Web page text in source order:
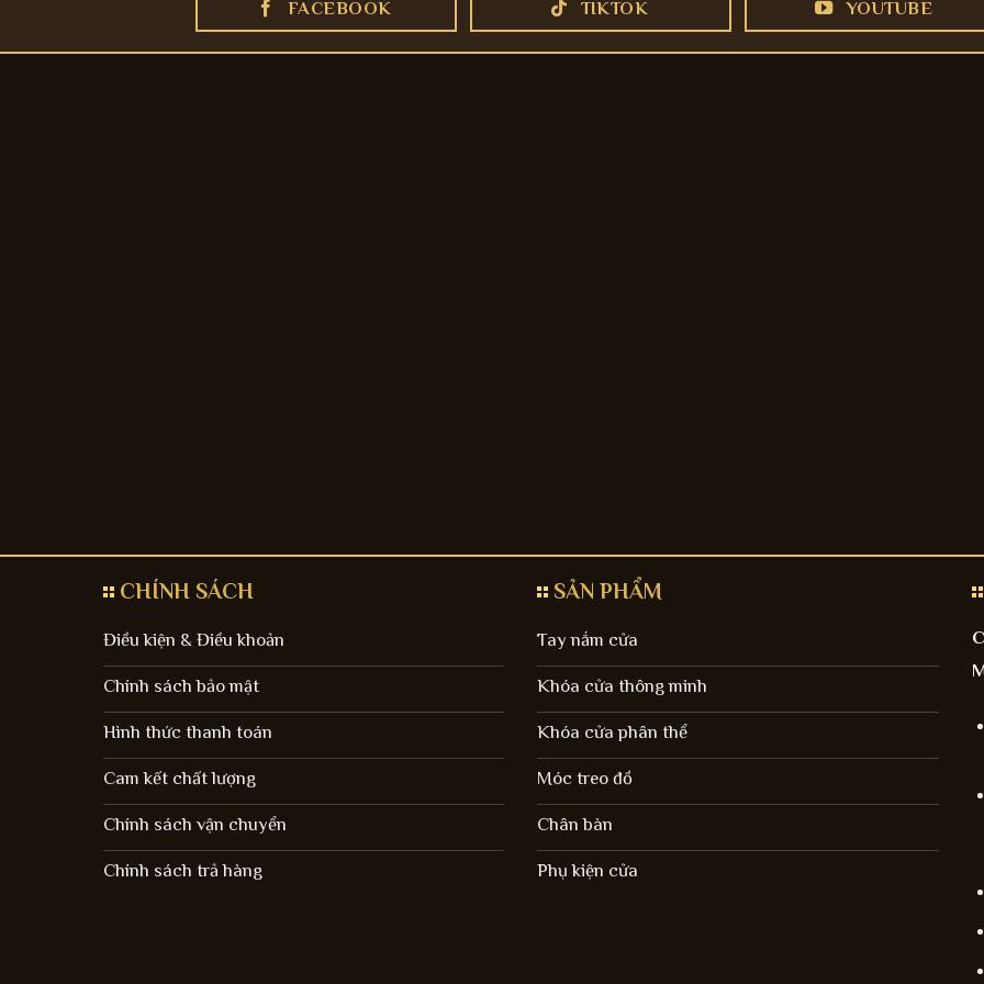
FACEBOOK TIKTOK YOUTUBE
CHÍNH SÁCH
Điều kiện & Điều khoản
Chính sách bảo mật
Hình thức thanh toán
Cam kết chất lượng
Chính sách vận chuyển
Chính sách trả hàng
SẢN PHẨM
Tay nắm cửa
Khóa cửa thông minh
Khóa cửa phân thể
Móc treo đồ
Chân bàn
Phụ kiện cửa